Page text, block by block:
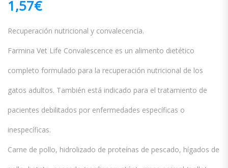
1,57€
Recuperación nutricional y convalecencia.
Farmina Vet Life Convalescence es un alimento dietético
completo formulado para la recuperación nutricional de los
gatos adultos. También está indicado para el tratamiento de
pacientes debilitados por enfermedades específicas o
inespecíficas.
Carne de pollo, hidrolizado de proteínas de pescado, hígados de